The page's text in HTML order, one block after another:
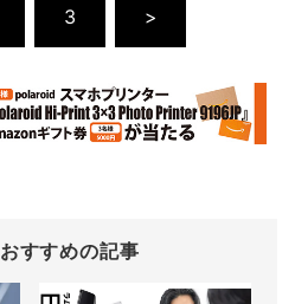
3 >
すすめの記事